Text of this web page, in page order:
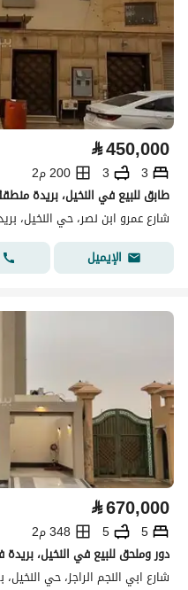
⃁450,000
3
3
200 م2
طابق للبيع في النخيل، بريدة
شارع عمرو ابن نصر، حي النخيل،
الإيميل
⃁670,000
5
5
348 م2
دور وملحق للبيع في النخيل،
شارع ابي النجم الراجز، حي